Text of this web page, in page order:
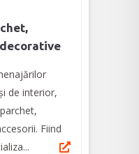
de interior,
Fiind